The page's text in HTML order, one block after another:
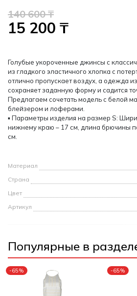
140 600 ₸
15 200 ₸
Голубые укороченные джинсы с
из гладкого эластичного хлопка с
отлично пропускает воздух, а одежда
сохраняет заданную форму и садится
Предлагаем сочетать модель с белой
блейзером и лоферами.
▪ Параметры изделия на размер S:
нижнему краю – 17 см, длина брючины
см.
Материал
Страна
Цвет
Артикул
Популярные в
-65% -65%